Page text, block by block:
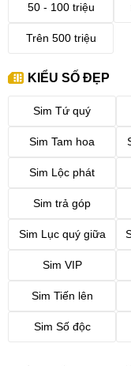
50 - 100 triệu
Trên 500 triệu
KIỂU SỐ ĐẸP
Sim Tứ quý
Sim Tam hoa
Sim Lộc phát
Sim trả góp
Sim Lục quý giữa
Sim VIP
Sim Tiến lên
Sim Số độc